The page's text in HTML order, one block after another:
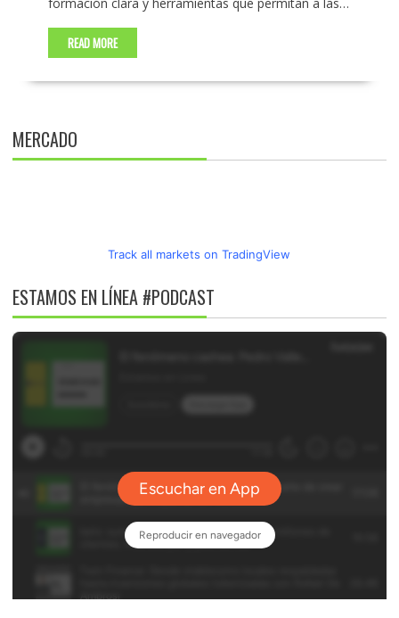
READ MORE
MERCADO
Track all markets on TradingView
ESTAMOS EN LÍNEA #PODCAST